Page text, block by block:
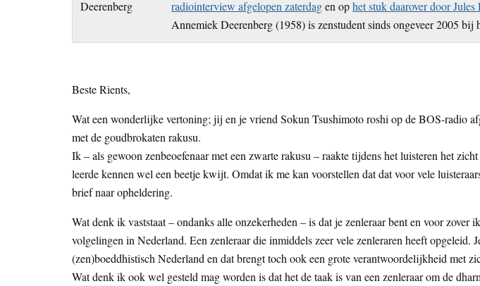
radiointerview afgelopen zaterdagen ophet stuk daarover door Jules
Annemiek Deerenberg (1958) is zenstudent sinds ongeveer 2005 bij
Beste Rients,
Wat een wonderlijke vertoning; jij en je vriend Sokun Tsushimoto roshi op de BOS-radio
met de goudbrokaten rakusu.
Ik – als gewoon zenbeoefenaar met een zwarte rakusu – raakte tijdens het luisteren het
leerde kennen wel een beetje kwijt. Omdat ik me kan voorstellen dat dat voor vele
brief naar opheldering.
Wat denk ik vaststaat – ondanks alle onzekerheden – is dat je zenleraar bent en voor zover
volgelingen in Nederland. Een zenleraar die inmiddels zeer vele zenleraren heeft opgeleid.
(zen)boeddhistisch Nederland en dat brengt toch ook een grote verantwoordelijkheid met
Wat denk ik ook wel gesteld mag worden is dat het de taak is van een zenleraar om de